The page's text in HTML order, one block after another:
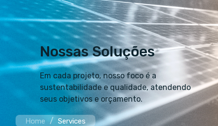
Nossas Soluções
Em cada projeto, nosso foco é a
sustentabilidade e qualidade, atendendo
seus objetivos e orçamento.
Home / Services